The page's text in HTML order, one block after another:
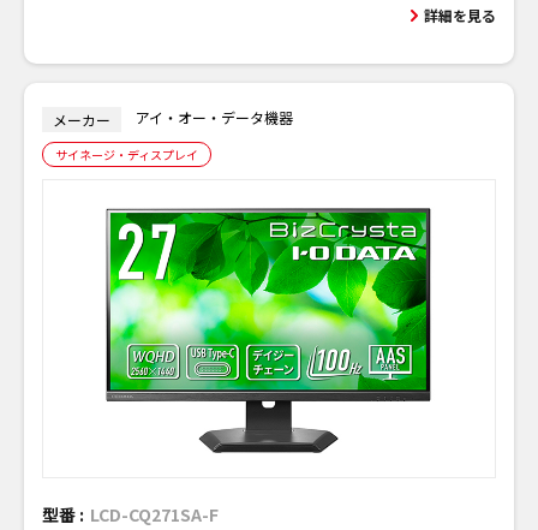
詳細を見る
メーカー アイ・オー・データ機器
サイネージ・ディスプレイ
型番 : LCD-CQ271SA-F